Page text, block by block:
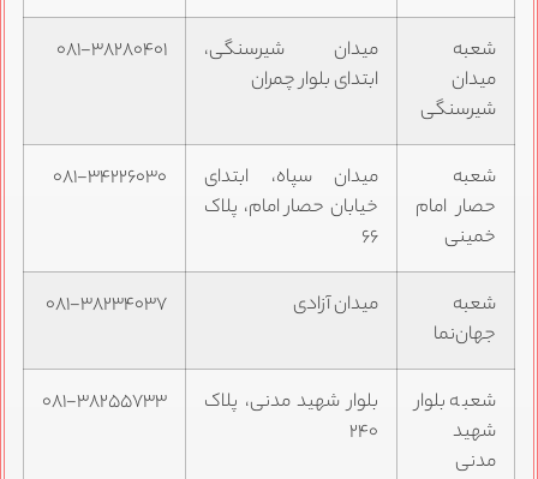
شعبه
میدان
شیرسنگی
میدان شیرسنگی،
ابتدای بلوار چمران
۰۸۱-۳۸۲۸۰۴۰۱
شعبه
حصار امام
خمینی
میدان سپاه، ابتدای
خیابان حصار امام، پلاک
۶۶
۰۸۱-۳۴۲۲۶۰۳۰
شعبه
جهان‌نما
میدان آزادی ۰۸۱-۳۸۲۳۴۰۳۷
شعبه بلوار
شهید
مدنی
بلوار شهید مدنی، پلاک
۲۴۰
۰۸۱-۳۸۲۵۵۷۳۳